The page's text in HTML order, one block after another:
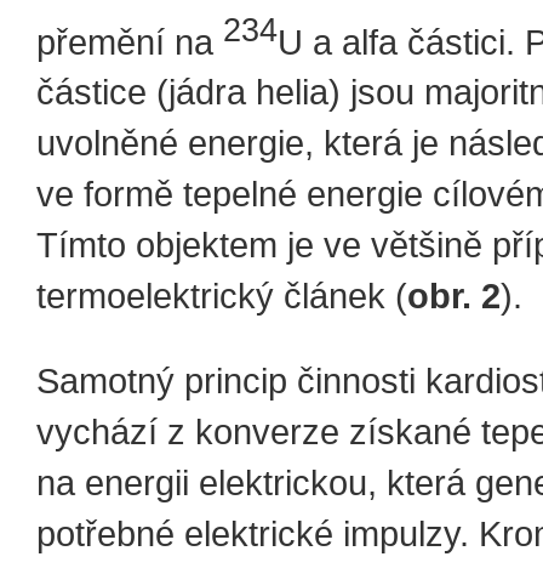
přemění na 234U a alfa částici.
částice (jádra helia) jsou
uvolněné energie, která je
ve formě tepelné energie
Tímto objektem je ve většině
termoelektrický článek (obr. 2).
Samotný princip činnosti
vychází z konverze získané
na energii elektrickou, která
potřebné elektrické impulzy.